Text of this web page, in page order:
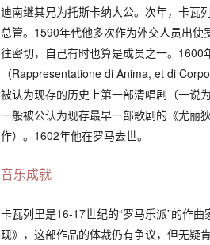
迪南继其兄为托斯卡纳大公。次年，卡瓦
总管。1590年代他多次作为外交人员出使
往密切，自己有时也算是成员之一。1600
（Rappresentatione di Anima, et di Corpo
被认为现存的历史上第一部清唱剧（一说
一般被公认为现存最早一部歌剧的《尤丽
作）。1602年他在罗马去世。
音乐成就
卡瓦列里是16-17世纪的“罗马乐派”的作
现》，这部作品的体裁仍有争议，但无疑